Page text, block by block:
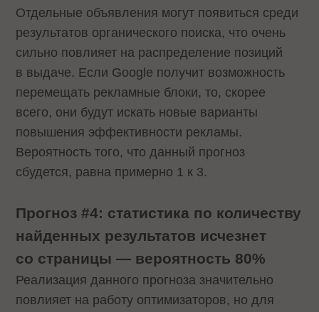
Отдельные объявления могут появиться среди
результатов органического поиска, что очень
сильно повлияет на распределение позиций
в выдаче. Если Google получит возможность
перемещать рекламные блоки, то, скорее
всего, они будут искать новые варианты
повышения эффективности рекламы.
Вероятность того, что данный прогноз
сбудется, равна примерно 1 к 3.
Прогноз #4: статистика по количеству
найденных результатов исчезнет
со страницы — вероятность 80%
Реализация данного прогноза значительно
повлияет на работу оптимизаторов, но для